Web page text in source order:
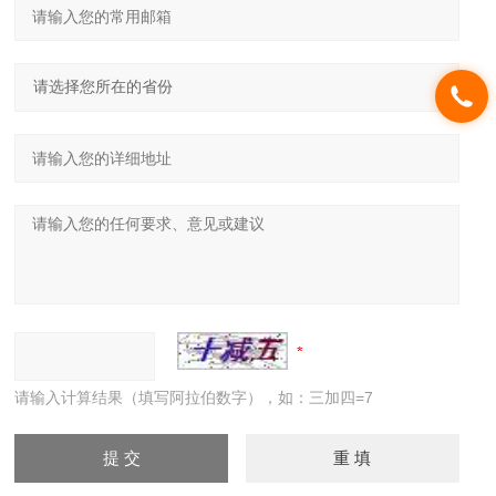
请输入计算结果（填写阿拉伯数字），如：三加四=7